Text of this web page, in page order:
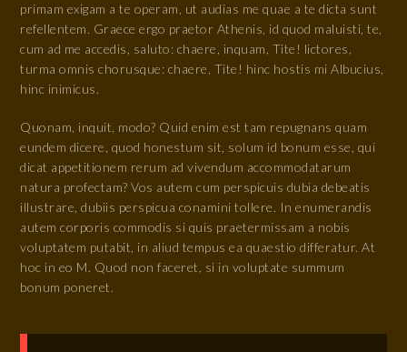
primam exigam a te operam, ut audias me quae a te dicta sunt
refellentem. Graece ergo praetor Athenis, id quod maluisti, te,
cum ad me accedis, saluto: chaere, inquam, Tite! lictores,
turma omnis chorusque: chaere, Tite! hinc hostis mi Albucius,
hinc inimicus.
Quonam, inquit, modo? Quid enim est tam repugnans quam
eundem dicere, quod honestum sit, solum id bonum esse, qui
dicat appetitionem rerum ad vivendum accommodatarum
natura profectam? Vos autem cum perspicuis dubia debeatis
illustrare, dubiis perspicua conamini tollere. In enumerandis
autem corporis commodis si quis praetermissam a nobis
voluptatem putabit, in aliud tempus ea quaestio differatur. At
hoc in eo M. Quod non faceret, si in voluptate summum
bonum poneret.